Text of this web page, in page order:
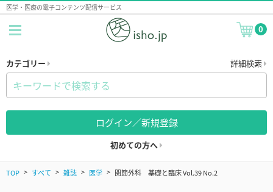
医学・医療の電子コンテンツ配信サービス
0
カテゴリー 詳細検索
ログイン／新規登録
初めての方へ
TOP すべて 雑誌 医学 関節外科 基礎と臨床 Vol.39 No.2